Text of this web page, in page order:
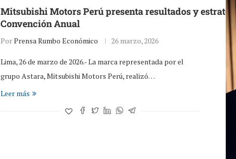
Mitsubishi Motors Perú presenta resultados y
Convención Anual
PorPrensa Rumbo Económico 26 marzo, 2026
Lima, 26 de marzo de 2026.- La marca representada por el
grupo Astara, Mitsubishi Motors Perú, realizó…
Leer más